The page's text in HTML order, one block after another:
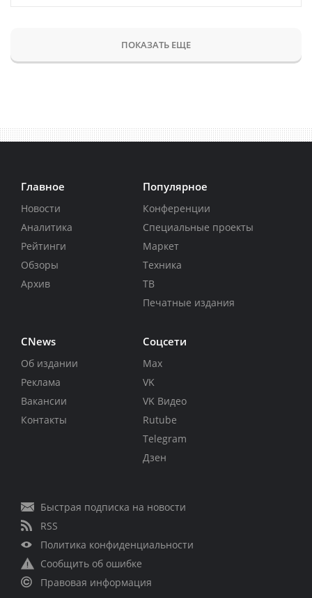
ПОКАЗАТЬ ЕЩЕ
Главное
Новости
Аналитика
Рейтинги
Обзоры
Архив
Популярное
Конференции
Специальные проекты
Маркет
Техника
ТВ
Печатные издания
CNews
Об издании
Реклама
Вакансии
Контакты
Соцсети
Max
VK
VK Видео
Rutube
Telegram
Дзен
Быстрая подписка на новости
RSS
Политика конфиденциальности
Сообщить об ошибке
Правовая информация